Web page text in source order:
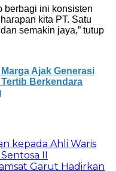
berbagi ini konsisten
kita PT. Satu
semakin jaya,” tutup
Ajak Generasi
Berkendara
kepada Ahli Waris
II
Garut Hadirkan